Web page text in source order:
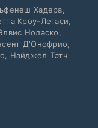
Хадера,
Кроу-Легаси,
Ноласко,
Д'Онофрио,
Найджел Тэтч